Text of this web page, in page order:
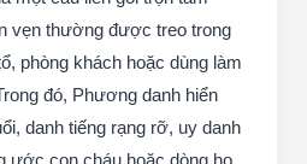
vẹn thường được treo trong
phòng khách hoặc dùng làm
đó, Phương danh hiển
danh tiếng rạng rỡ, uy danh